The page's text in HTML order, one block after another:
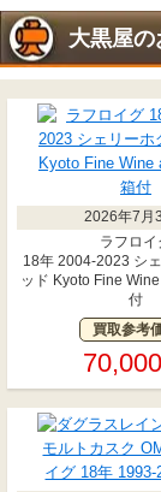
大黒屋の
2026年7月
ラフロイ
18年 2004-2023 シ
ッド Kyoto Fine
付
買取参考